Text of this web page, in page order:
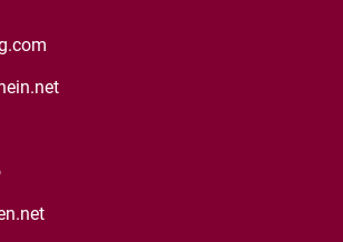
öffnet in neuem Fenster
neuem Fenster
öffnet in neuem Fenster
öffnet in neuem Fenster